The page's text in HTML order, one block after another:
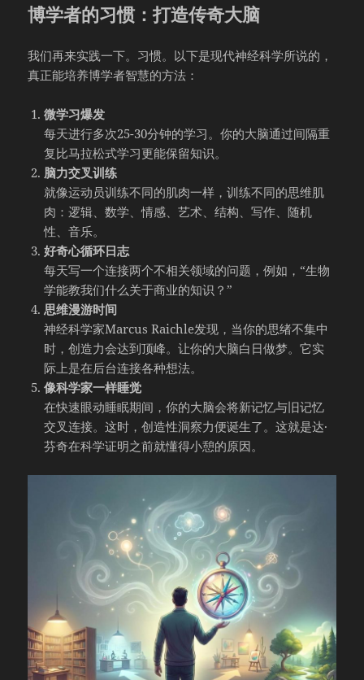
博学者的习惯：打造传奇大脑
我们再来实践一下。习惯。以下是现代神经科学所说的，
真正能培养博学者智慧的方法：
微学习爆发
每天进行多次25-30分钟的学习。你的大脑通过间隔重
复比马拉松式学习更能保留知识。
脑力交叉训练
就像运动员训练不同的肌肉一样，训练不同的思维肌
肉：逻辑、数学、情感、艺术、结构、写作、随机
性、音乐。
好奇心循环日志
每天写一个连接两个不相关领域的问题，例如，“生物
学能教我们什么关于商业的知识？”
思维漫游时间
神经科学家Marcus Raichle发现，当你的思绪不集中
时，创造力会达到顶峰。让你的大脑白日做梦。它实
际上是在后台连接各种想法。
像科学家一样睡觉
在快速眼动睡眠期间，你的大脑会将新记忆与旧记忆
交叉连接。这时，创造性洞察力便诞生了。这就是达·
芬奇在科学证明之前就懂得小憩的原因。